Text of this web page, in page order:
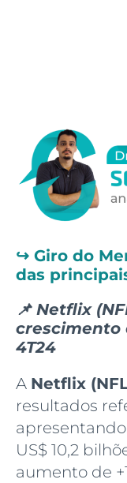
↪️ Giro do
das
📌 Netflix
crescimento
4T24
A Netflix
resultados
US$ 10,2
aumento de